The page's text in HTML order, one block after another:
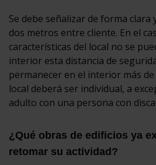
Se debe señalizar de forma clara
dos metros entre cliente. En el
características del local no se
interior esta distancia de
permanecer en el interior más de
local deberá ser individual, a
adulto con una persona con
¿Qué obras de edificios ya
retomar su actividad?